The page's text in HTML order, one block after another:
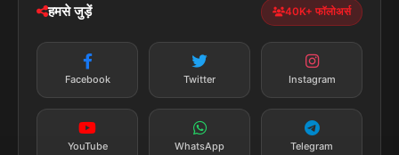
न्यूज़ अलर्ट
तत्काल अपडेट
सब्सक्राइब करें
हमसे जुड़ें 40K+ फॉलोअर्स
Facebook Twitter Instagram
YouTube WhatsApp Telegram